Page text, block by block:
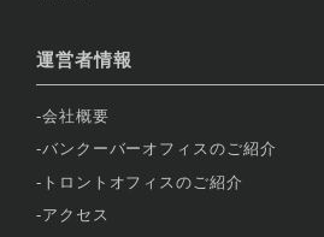
運営者情報
会社概要
バンクーバーオフィスのご紹介
トロントオフィスのご紹介
アクセス